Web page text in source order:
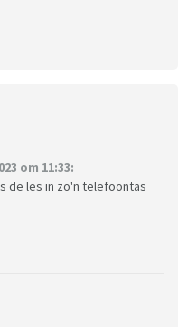
om 11:33:
de les in zo'n telefoontas